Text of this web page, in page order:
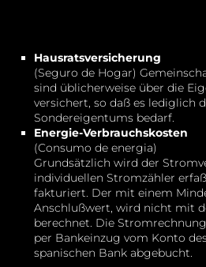
Hausratsversicherung
(Seguro de Hogar)
sind üblicherweise über die
versichert, so daß es lediglich
Sondereigentums bedarf.
Energie-Verbrauchskosten
(Consumo de energia)
Grundsätzlich wird der
individuellen Stromzähler
fakturiert. Der mit einem
Anschlußwert, wird nicht mit
berechnet. Die
per Bankeinzug vom Konto
spanischen Bank abgebucht.